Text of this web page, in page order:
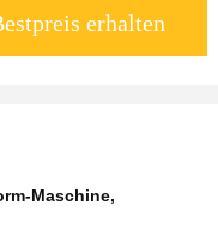
erhalten
Maschine,